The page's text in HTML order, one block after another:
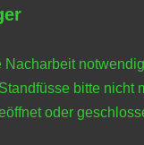
bitte
oder